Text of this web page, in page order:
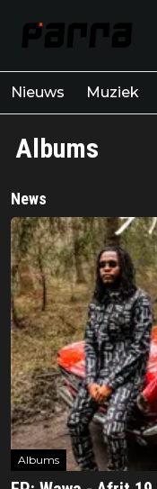
Nieuws Muziek
Albums
News
Albums